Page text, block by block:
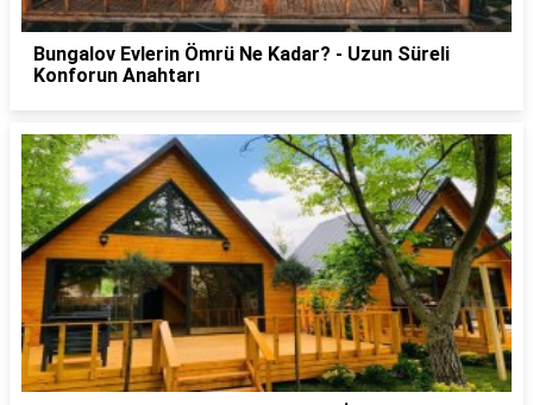
Bungalov Evlerin Ömrü Ne Kadar? - Uzun Süreli
Konforun Anahtarı